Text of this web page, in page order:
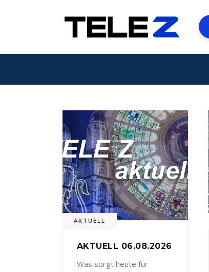
AKTUELL
AKTUELL 06.08.2026
Was sorgt heute für